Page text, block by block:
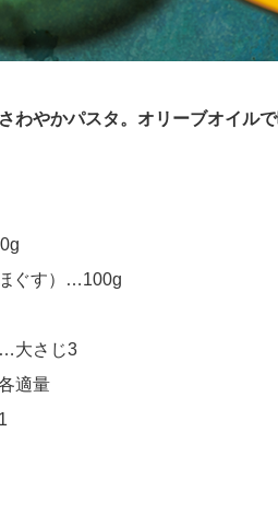
わやかパスタ。オリーブオイルで
ぐす）…100g
大さじ3
適量